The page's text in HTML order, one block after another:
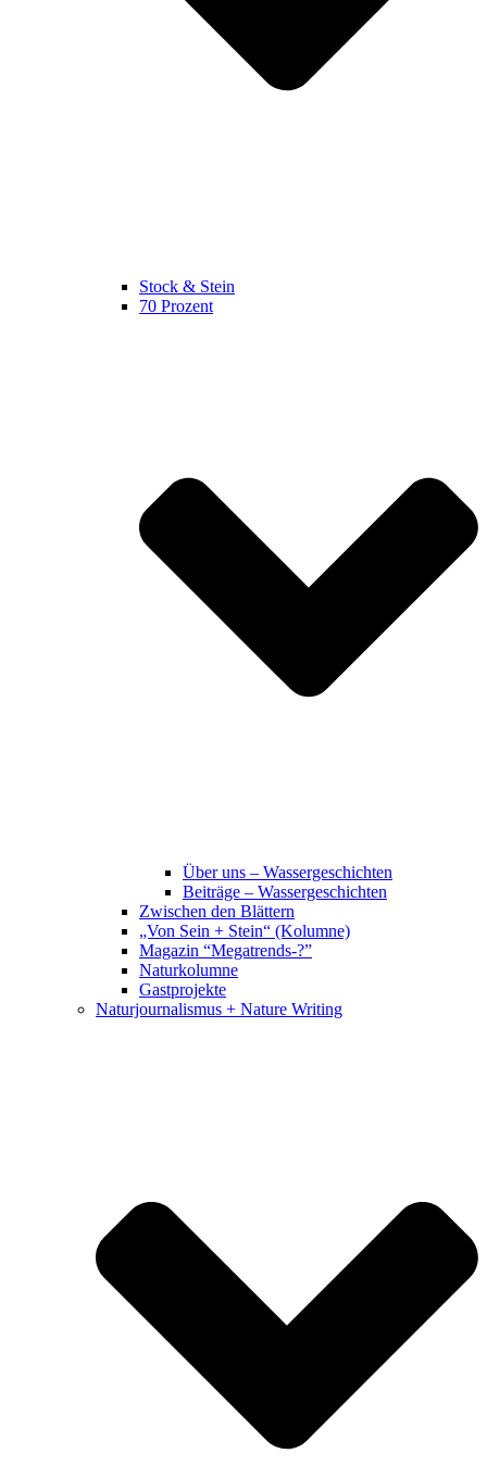
Stock & Stein
70 Prozent
Über uns – Wassergeschichten
Beiträge – Wassergeschichten
Zwischen den Blättern
„Von Sein + Stein“ (Kolumne)
Magazin “Megatrends-?”
Naturkolumne
Gastprojekte
Naturjournalismus + Nature Writing